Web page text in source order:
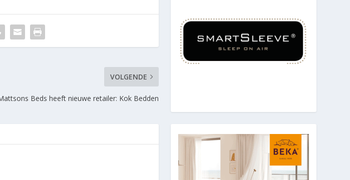
VOLGENDE
Beds heeft nieuwe retailer: Kok Bedden